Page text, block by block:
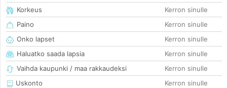
Korkeus
Kerron sinulle
Paino
Kerron sinulle
Onko lapset
Kerron sinulle
Haluatko saada lapsia
Kerron sinulle
Vaihda kaupunki / maa rakkaudeksi
Kerron sinulle
Uskonto
Kerron sinulle